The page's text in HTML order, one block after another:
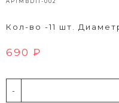
AP1MBD11-002
Кол-во -11 шт.
690 ₽
-